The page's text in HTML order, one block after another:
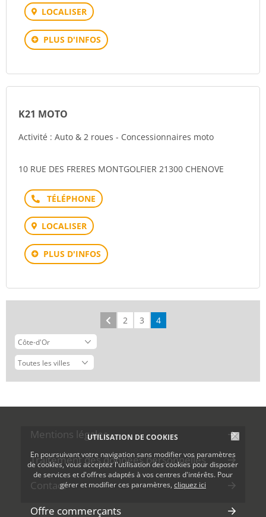
UTILISATION DE COOKIES
En poursuivant votre navigation sans modifier vos paramètres
de cookies, vous acceptez l'utilisation des cookies pour disposer
de services et d'offres adaptés à vos centres d'intérêts. Pour
gérer et modifier ces paramètres, cliquez ici
LOCALISER
PLUS D'INFOS
K21 MOTO
Activité : Auto & 2 roues - Concessionnaires moto
10 RUE DES FRERES MONTGOLFIER 21300 CHENOVE
Téléphone
LOCALISER
PLUS D'INFOS
Précédent
2 3 4
Mentions légales
Traitement des données personnelles
Contact
Offre commerçants